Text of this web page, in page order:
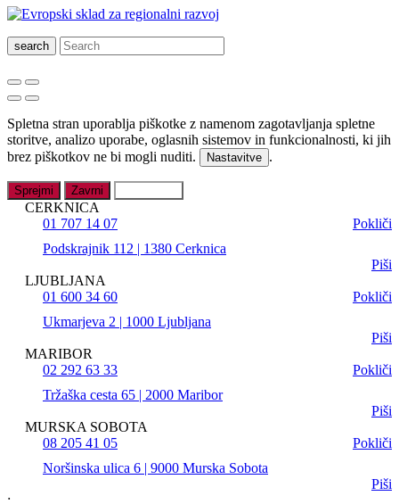
search
Spletna stran uporablja piškotke z namenom zagotavljanja spletne
storitve, analizo uporabe, oglasnih sistemov in funkcionalnosti, ki jih
brez piškotkov ne bi mogli nuditi.
Nastavitve .
Sprejmi Zavrni
CERKNICA
01 707 14 07
Pokliči
Podskrajnik 112 | 1380 Cerknica
Piši
LJUBLJANA
01 600 34 60
Pokliči
Ukmarjeva 2 | 1000 Ljubljana
Piši
MARIBOR
02 292 63 33
Pokliči
Tržaška cesta 65 | 2000 Maribor
Piši
MURSKA SOBOTA
08 205 41 05
Pokliči
Noršinska ulica 6 | 9000 Murska Sobota
Piši
;